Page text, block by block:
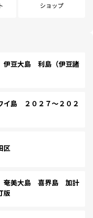
ショップ
豆大島 利島（伊豆諸
島 ２０２７～２０２
区
美大島 喜界島 加計
版